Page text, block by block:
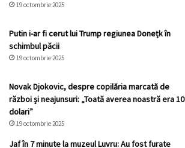
19 octombrie 2025
Putin i-ar fi cerut lui Trump regiunea Donețk în
schimbul păcii
19 octombrie 2025
Novak Djokovic, despre copilăria marcată de
război și neajunsuri: „Toată averea noastră era 10
dolari”
19 octombrie 2025
Jaf în 7 minute la muzeul Luvru: Au fost furate